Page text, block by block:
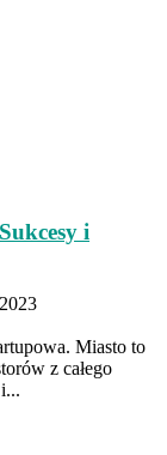
i
Miasto to
z całego